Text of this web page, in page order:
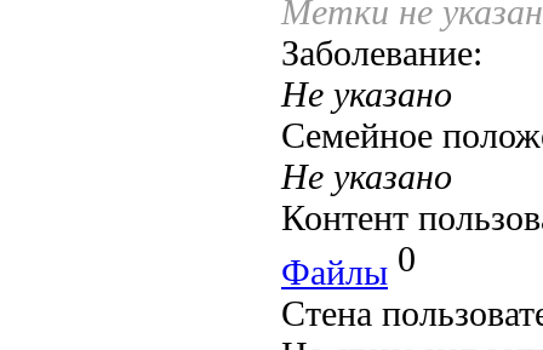
Метки не
Заболевание:
Не указано
Семейное
Не указано
Контент
Файлы 0
Стена